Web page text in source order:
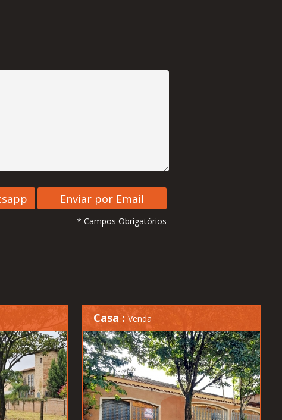
* Campos Obrigatórios
Casa : Venda